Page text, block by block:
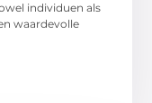
individuen als
waardevolle